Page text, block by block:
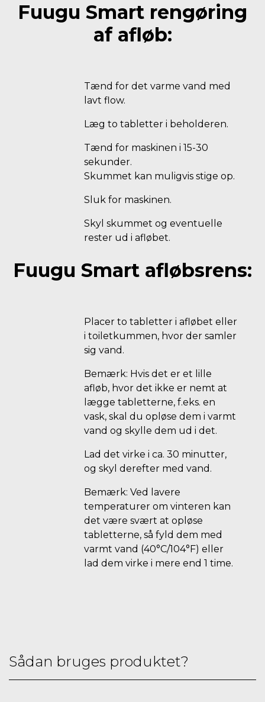
Fuugu Smart rengøring
af afløb:
Tænd for det varme vand med
lavt flow.
Læg to tabletter i beholderen.
Tænd for maskinen i 15-30
sekunder.
Skummet kan muligvis stige op.
Sluk for maskinen.
Skyl skummet og eventuelle
rester ud i afløbet.
Placer to tabletter i afløbet eller
i toiletkummen, hvor der samler
sig vand.
Bemærk: Hvis det er et lille
afløb, hvor det ikke er nemt at
lægge tabletterne, f.eks. en
vask, skal du opløse dem i varmt
vand og skylle dem ud i det.
Lad det virke i ca. 30 minutter,
og skyl derefter med vand.
Bemærk: Ved lavere
temperaturer om vinteren kan
det være svært at opløse
tabletterne, så fyld dem med
varmt vand (40°C/104°F) eller
lad dem virke i mere end 1 time.
Fuugu Smart afløbsrens:
Sådan bruges produktet?